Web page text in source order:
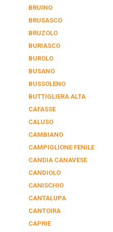
BRUINO
BRUSASCO
BRUZOLO
BURIASCO
BUROLO
BUSANO
BUSSOLENO
BUTTIGLIERA ALTA
CAFASSE
CALUSO
CAMBIANO
CAMPIGLIONE FENILE
CANDIA CANAVESE
CANDIOLO
CANISCHIO
CANTALUPA
CANTOIRA
CAPRIE